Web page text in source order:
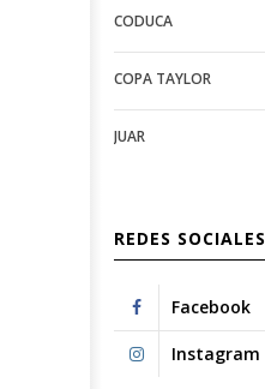
configuration
options
options
CODUCA
COPA TAYLOR
JUAR
REDES SOCIALES
Facebook
Instagram